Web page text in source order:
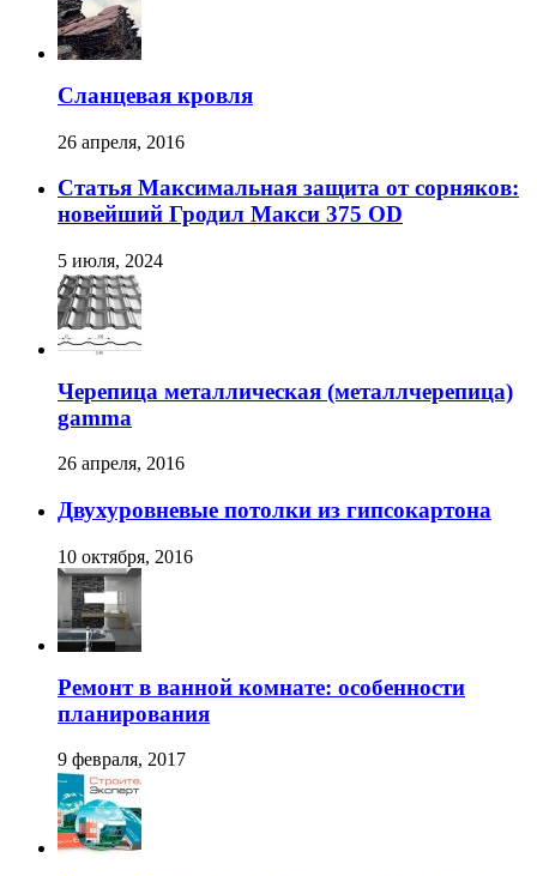
Сланцевая кровля
26 апреля, 2016
Статья Максимальная защита от сорняков:
новейший Гродил Макси 375 OD
5 июля, 2024
Черепица металлическая (металлчерепица)
gamma
26 апреля, 2016
Двухуровневые потолки из гипсокартона
10 октября, 2016
Ремонт в ванной комнате: особенности
планирования
9 февраля, 2017